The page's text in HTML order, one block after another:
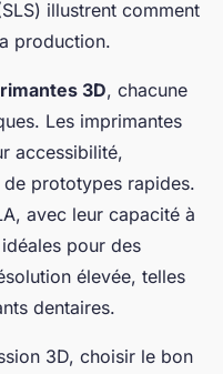
illustrent comment
production.
3D, chacune
Les imprimantes
accessibilité,
prototypes rapides.
avec leur capacité à
pour des
élevée, telles
dentaires.
3D, choisir le bon